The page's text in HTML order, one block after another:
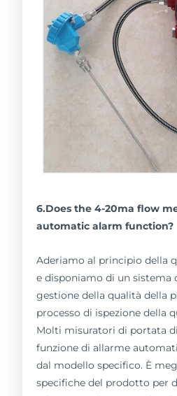
6.Does the 4-20ma flow
automatic alarm function?
Aderiamo al principio della
e disponiamo di un sistema
gestione della qualità della
processo di ispezione della
Molti misuratori di portata
funzione di allarme
dal modello specifico. È
specifiche del prodotto per